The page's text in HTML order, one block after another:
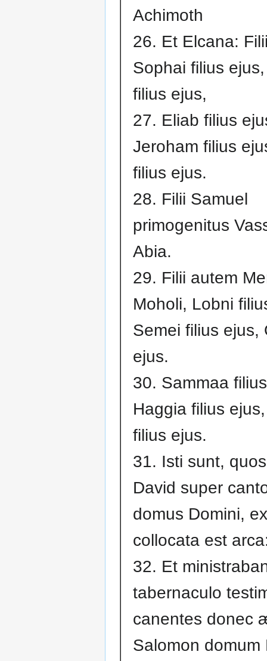
Achimoth
26. Et Elcana:
Sophai filius
filius ejus,
27. Eliab filius
Jeroham filius
filius ejus.
28. Filii Samuel
primogenitus
Abia.
29. Filii autem
Moholi, Lobni
Semei filius ejus,
ejus.
30. Sammaa
Haggia filius
filius ejus.
31. Isti sunt,
David super
domus Domini,
collocata est
32. Et
tabernaculo
canentes donec
Salomon domum